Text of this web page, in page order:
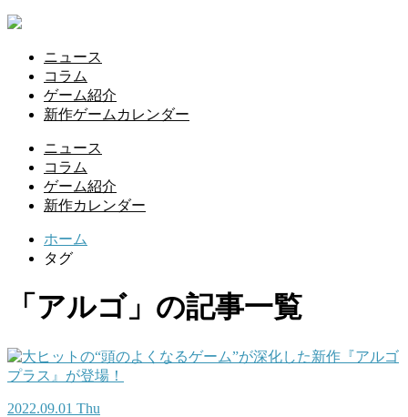
ニュース
コラム
ゲーム紹介
新作ゲームカレンダー
ニュース
コラム
ゲーム紹介
新作カレンダー
ホーム
タグ
「アルゴ」の記事一覧
2022.09.01 Thu